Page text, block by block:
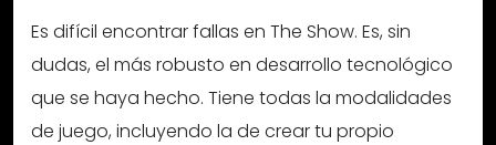
Es difícil encontrar fallas en The Show. Es, sin
dudas, el más robusto en desarrollo tecnológico
que se haya hecho. Tiene todas la modalidades
de juego, incluyendo la de crear tu propio